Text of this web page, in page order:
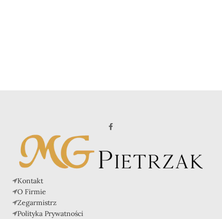
Kontakt
O Firmie
Zegarmistrz
Polityka Prywatności